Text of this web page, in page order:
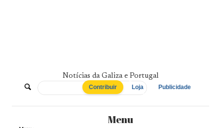
De
Norte
Notícias da Galiza e Portugal
Contribuir Loja Publicidade
Menu